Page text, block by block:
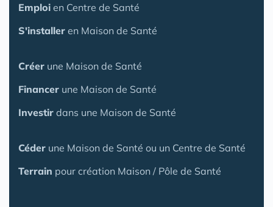
Emploi en Centre de Santé
S'installer en Maison de Santé
Créer une Maison de Santé
Financer une Maison de Santé
Investir dans une Maison de Santé
Céder une Maison de Santé ou un Centre de Santé
Terrain pour création Maison / Pôle de Santé